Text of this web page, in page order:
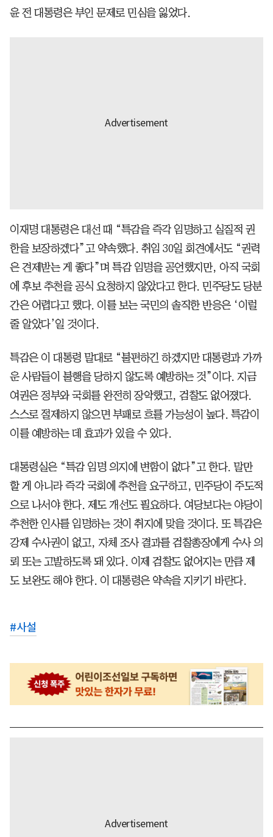
윤 전 대통령은 부인 문제로 민심을 잃었다.
이재명 대통령은 대선 때 “특감을 즉각 임명하고 실질적 권
한을 보장하겠다”고 약속했다. 취임 30일 회견에서도 “권력
은 견제받는 게 좋다”며 특감 임명을 공언했지만, 아직 국회
에 후보 추천을 공식 요청하지 않았다고 한다. 민주당도 당분
간은 어렵다고 했다. 이를 보는 국민의 솔직한 반응은 ‘이럴
줄 알았다’일 것이다.
특감은 이 대통령 말대로 “불편하긴 하겠지만 대통령과 가까
운 사람들이 불행을 당하지 않도록 예방하는 것”이다. 지금
여권은 정부와 국회를 완전히 장악했고, 검찰도 없어졌다.
스스로 절제하지 않으면 부패로 흐를 가능성이 높다. 특감이
이를 예방하는 데 효과가 있을 수 있다.
대통령실은 “특감 임명 의지에 변함이 없다”고 한다. 말만
할 게 아니라 즉각 국회에 추천을 요구하고, 민주당이 주도적
으로 나서야 한다. 제도 개선도 필요하다. 여당보다는 야당이
추천한 인사를 임명하는 것이 취지에 맞을 것이다. 또 특감은
강제 수사권이 없고, 자체 조사 결과를 검찰총장에게 수사 의
뢰 또는 고발하도록 돼 있다. 이제 검찰도 없어지는 만큼 제
도 보완도 해야 한다. 이 대통령은 약속을 지키기 바란다.
#사설